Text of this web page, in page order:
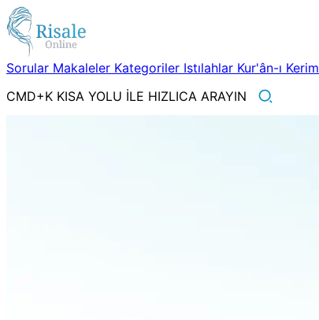
Sorular Makaleler Kategoriler Istılahlar Kur'ân-ı Kerim
CMD+K KISA YOLU İLE HIZLICA ARAYIN